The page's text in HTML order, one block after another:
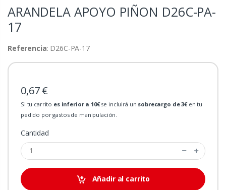
ARANDELA APOYO PIÑON D26C-PA-
17
Referencia: D26C-PA-17
0,67 €
Si tu carrito es inferior a 10€se incluirá un sobrecargo de 3€en tu
pedido por gastos de manipulación.
Cantidad
Añadir al carrito